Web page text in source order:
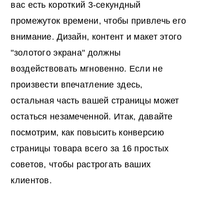
вас есть короткий 3-секундный
промежуток времени, чтобы привлечь его
внимание. Дизайн, контент и макет этого
"золотого экрана" должны
воздействовать мгновенно. Если не
произвести впечатление здесь,
остальная часть вашей страницы может
остаться незамеченной. Итак, давайте
посмотрим, как повысить конверсию
страницы товара всего за 16 простых
советов, чтобы растрогать ваших
клиентов.